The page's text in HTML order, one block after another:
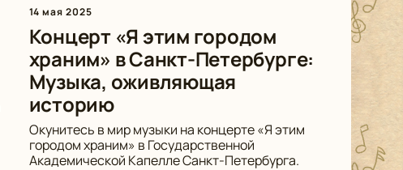
14 мая 2025
Концерт «Я этим городом
храним» в Санкт-Петербурге:
Музыка, оживляющая
историю
Окунитесь в мир музыки на концерте «Я этим
городом храним» в Государственной
Академической Капелле Санкт-Петербурга.